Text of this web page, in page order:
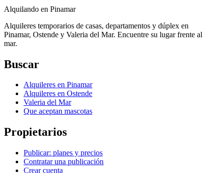
Alquilando en Pinamar
Alquileres temporarios de casas, departamentos y dúplex en
Pinamar, Ostende y Valeria del Mar. Encuentre su lugar frente al
mar.
Buscar
Alquileres en Pinamar
Alquileres en Ostende
Valeria del Mar
Que aceptan mascotas
Propietarios
Publicar: planes y precios
Contratar una publicación
Crear cuenta